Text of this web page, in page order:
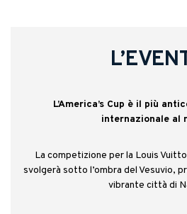
L’America’s Cup è il più
internazionale al
La competizione per la Louis
svolgerà sotto l’ombra del Vesuvio,
vibrante città di